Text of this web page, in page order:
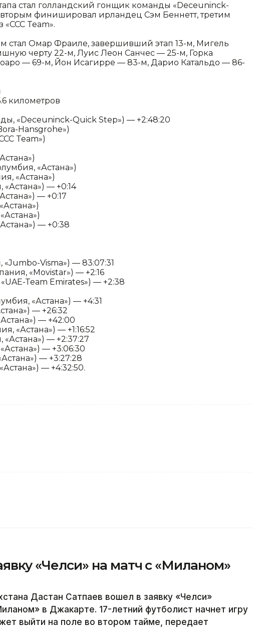
стал голландский гонщик команды «Deceuninck-
финишировал ирландец Сэм Беннетт, третим
Team».
стал Омар Фраиле, завершивший этап 13-м, Мигель
черту 22-м, Луис Леон Санчес — 25-м, Горка
— 69-м, Йон Исагирре — 83-м, Дарио Катальдо — 86-
километров
«Deceuninck-Quick Step») — +2:48:20
Hansgrohe»)
Team»)
«Астана»)
«Астана»)
— +0:14
— +0:17
— +0:38
Visma») — 83:07:31
«Movistar») — +2:16
Team Emirates») — +2:38
«Астана») — +4:31
— +26:32
— +42:00
«Астана») — +1:16:52
— +2:37:27
— +3:06:30
— +3:27:28
— +4:32:50.
«Челси» на матч с «Миланом»
Дастан Сатпаев вошел в заявку «Челси»
в Джакарте. 17-летний футболист начнет игру
выйти на поле во втором тайме, передает